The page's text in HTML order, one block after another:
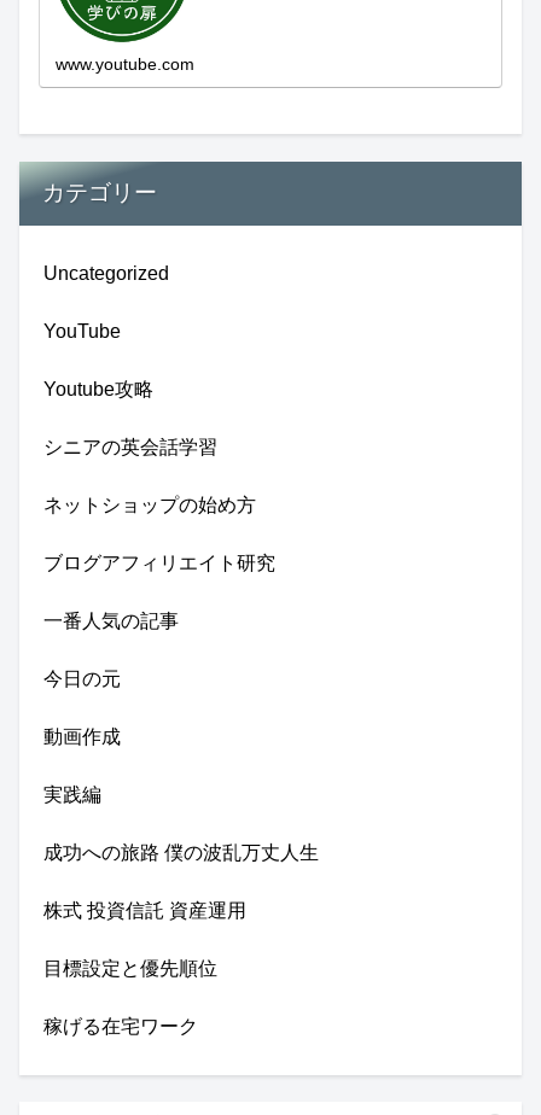
www.youtube.com
カテゴリー
Uncategorized
YouTube
Youtube攻略
シニアの英会話学習
ネットショップの始め方
ブログアフィリエイト研究
一番人気の記事
今日の元
動画作成
実践編
成功への旅路 僕の波乱万丈人生
株式 投資信託 資産運用
目標設定と優先順位
稼げる在宅ワーク